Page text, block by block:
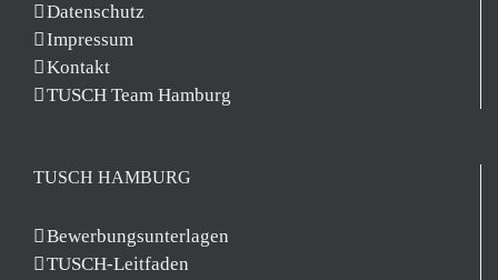
Datenschutz
Impressum
Kontakt
TUSCH Team Hamburg
TUSCH HAMBURG
Bewerbungsunterlagen
TUSCH-Leitfaden